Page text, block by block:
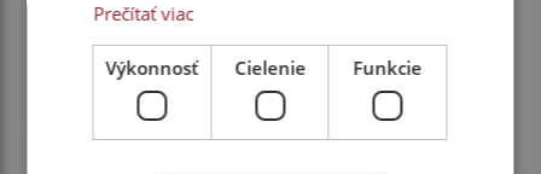
„Necháme auto pár mesiacov jazdiť a aj ja sám
na ňom chcem absolvovať nejaké trasy, aby som
si na neho vedel urobiť vlastný názor. Robil som
Prečítať viac
Výkonnosť Cielenie Funkcie